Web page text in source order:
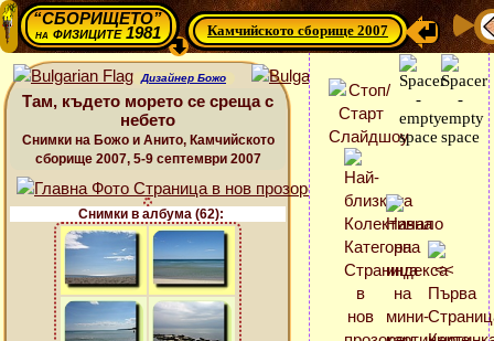
“СБОРИЩЕТО”
нафизиците 1981 Камчийското сборище 2007
Дизайнер Божо
Там, където морето се среща с
небето
Снимки на Божо и Анито, Камчийското
сборище 2007, 5-9 септември 2007
Снимки в албума (62):